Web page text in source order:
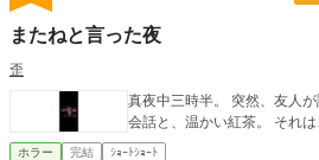
またねと言った夜
歪
真夜中三時半。 突然、友人が訪ねてきた
会話と、温かい紅茶。 それは
ホラー 完結 ｼｮｰﾄｼｮｰﾄ